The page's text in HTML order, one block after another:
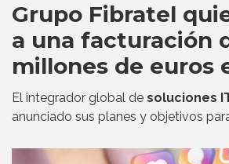
Grupo Fibratel
a una facturación
millones de euros
El integrador global de soluciones
anunciado sus planes y objetivos